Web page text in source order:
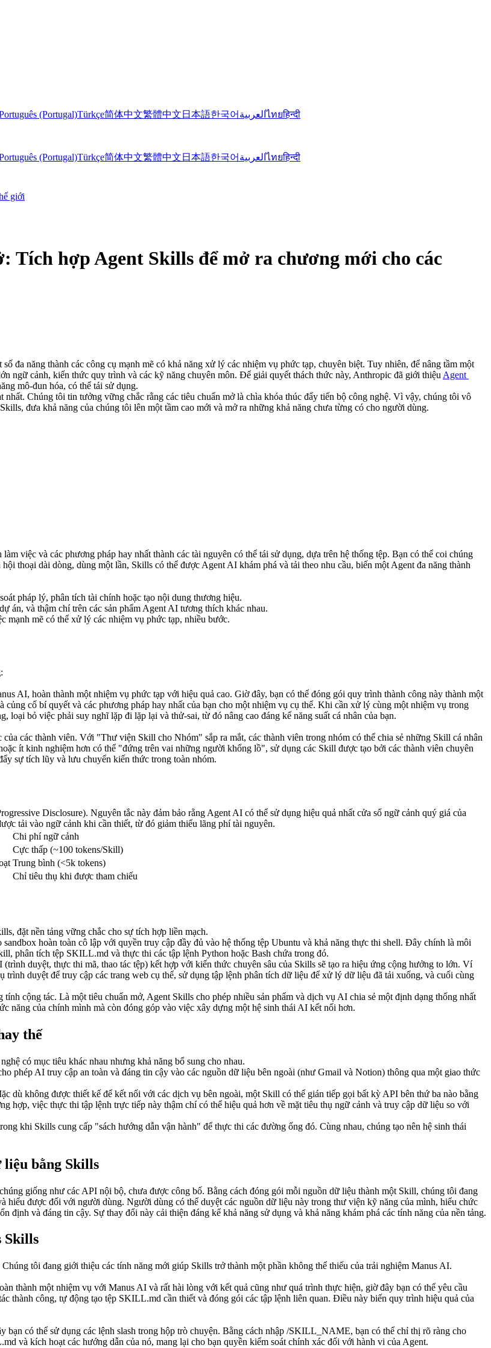
(Portugal)Türkçe简体中文繁體中文 日本語한국어 العربيةไทยहिन्दी
(Portugal)Türkçe简体中文繁體中文 日本語한국어 العربيةไทยहिन्दी
giới
Tích hợp Agent Skills để mở ra chương mới cho các
đa năng thành các công cụ mạnh mẽ có khả năng xử lý các nhiệm vụ phức tạp, chuyên biệt. Tuy nhiên, để nâng tầm một
ngữ cảnh, kiến thức quy trình và các kỹ năng chuyên môn. Để giải quyết thách thức này, Anthropic đã giới thiệu Agent
mô-đun hóa, có thể tái sử dụng.
Chúng tôi tin tưởng vững chắc rằng các tiêu chuẩn mở là chìa khóa thúc đẩy tiến bộ công nghệ. Vì vậy, chúng tôi vô
đưa khả năng của chúng tôi lên một tầm cao mới và mở ra những khả năng chưa từng có cho người dùng.
việc và các phương pháp hay nhất thành các tài nguyên có thể tái sử dụng, dựa trên hệ thống tệp. Bạn có thể coi chúng
thoại dài dòng, dùng một lần, Skills có thể được Agent AI khám phá và tải theo nhu cầu, biến một Agent đa năng thành
pháp lý, phân tích tài chính hoặc tạo nội dung thương hiệu.
án, và thậm chí trên các sản phẩm Agent AI tương thích khác nhau.
mạnh mẽ có thể xử lý các nhiệm vụ phức tạp, nhiều bước.
AI, hoàn thành một nhiệm vụ phức tạp với hiệu quả cao. Giờ đây, bạn có thể đóng gói quy trình thành công này thành một
cố bí quyết và các phương pháp hay nhất của bạn cho một nhiệm vụ cụ thể. Khi cần xử lý cùng một nhiệm vụ trong
bỏ việc phải suy nghĩ lặp đi lặp lại và thử-sai, từ đó nâng cao đáng kể năng suất cá nhân của bạn.
các thành viên. Với "Thư viện Skill cho Nhóm" sắp ra mắt, các thành viên trong nhóm có thể chia sẻ những Skill cá nhân
ít kinh nghiệm hơn có thể "đứng trên vai những người khổng lồ", sử dụng các Skill được tạo bởi các thành viên chuyên
sự tích lũy và lưu chuyển kiến thức trong toàn nhóm.
Disclosure). Nguyên tắc này đảm bảo rằng Agent AI có thể sử dụng hiệu quả nhất cửa sổ ngữ cảnh quý giá của
tải vào ngữ cảnh khi cần thiết, từ đó giảm thiểu lãng phí tài nguyên.
Chi phí ngữ cảnh
Cực thấp (~100 tokens/Skill)
Trung bình (<5k tokens)
Chỉ tiêu thụ khi được tham chiếu
đặt nền tảng vững chắc cho sự tích hợp liền mạch.
hoàn toàn cô lập với quyền truy cập đầy đủ vào hệ thống tệp Ubuntu và khả năng thực thi shell. Đây chính là môi
phân tích tệp SKILL.md và thực thi các tập lệnh Python hoặc Bash chứa trong đó.
duyệt, thực thi mã, thao tác tệp) kết hợp với kiến thức chuyên sâu của Skills sẽ tạo ra hiệu ứng cộng hưởng to lớn. Ví
duyệt để truy cập các trang web cụ thể, sử dụng tập lệnh phân tích dữ liệu để xử lý dữ liệu đã tải xuống, và cuối cùng
cộng tác. Là một tiêu chuẩn mở, Agent Skills cho phép nhiều sản phẩm và dịch vụ AI chia sẻ một định dạng thống nhất
năng của chính mình mà còn đóng góp vào việc xây dựng một hệ sinh thái AI kết nối hơn.
thế
có mục tiêu khác nhau nhưng khả năng bổ sung cho nhau.
phép AI truy cập an toàn và đáng tin cậy vào các nguồn dữ liệu bên ngoài (như Gmail và Notion) thông qua một giao thức
dù không được thiết kế để kết nối với các dịch vụ bên ngoài, một Skill có thể gián tiếp gọi bất kỳ API bên thứ ba nào bằng
hợp, việc thực thi tập lệnh trực tiếp này thậm chí có thể hiệu quả hơn về mặt tiêu thụ ngữ cảnh và truy cập dữ liệu so với
khi Skills cung cấp "sách hướng dẫn vận hành" để thực thi các đường ống đó. Cùng nhau, chúng tạo nên hệ sinh thái
liệu bằng Skills
giống như các API nội bộ, chưa được công bố. Bằng cách đóng gói mỗi nguồn dữ liệu thành một Skill, chúng tôi đang
hiểu được đối với người dùng. Người dùng có thể duyệt các nguồn dữ liệu này trong thư viện kỹ năng của mình, hiểu chức
định và đáng tin cậy. Sự thay đổi này cải thiện đáng kể khả năng sử dụng và khả năng khám phá các tính năng của nền tảng.
Skills
tôi đang giới thiệu các tính năng mới giúp Skills trở thành một phần không thể thiếu của trải nghiệm Manus AI.
thành một nhiệm vụ với Manus AI và rất hài lòng với kết quả cũng như quá trình thực hiện, giờ đây bạn có thể yêu cầu
thành công, tự động tạo tệp SKILL.md cần thiết và đóng gói các tập lệnh liên quan. Điều này biến quy trình hiệu quả của
có thể sử dụng các lệnh slash trong hộp trò chuyện. Bằng cách nhập /SKILL_NAME, bạn có thể chỉ thị rõ ràng cho
và kích hoạt các hướng dẫn của nó, mang lại cho bạn quyền kiểm soát chính xác đối với hành vi của Agent.